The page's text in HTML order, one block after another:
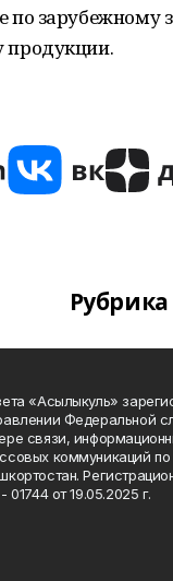
по зарубежному
продукции.
«Асылыкуль»
Федеральной
связи,
коммуникаций по
01744 от 19.05.2025 г.